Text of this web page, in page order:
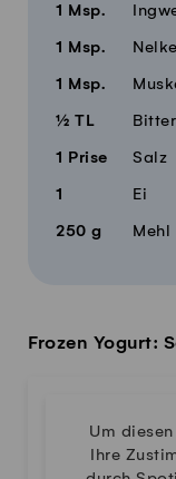
1 Msp.
1 Msp.
1 Msp.
½ TL
1 Prise Salz
1 Ei
250 g Mehl
Frozen Yogurt:
Um
Ihre